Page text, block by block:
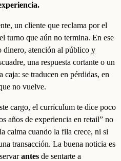
un cliente que reclama por el
turno que aún no termina. En ese
dinero, atención al público y
una respuesta cortante o un
caja: se traducen en pérdidas, en
no vuelve.
cargo, el currículum te dice poco
años de experiencia en retail” no
calma cuando la fila crece, ni si
transacción. La buena noticia es
antes de sentarte a